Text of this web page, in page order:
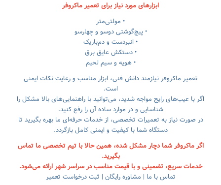
ابزارهای مورد نیاز برای تعمیر ماکروفر
• مولتی‌متر
• پیچ‌گوشتی دوسو و چهارسو
• انبردست و دم‌باریک
• دستکش عایق برق
• هویه و سیم لحیم
تعمیر ماکروفر نیازمند دانش فنی، ابزار مناسب و رعایت نکات ایمنی
است.
اگر با عیب‌های رایج مواجه شدید، می‌توانید با راهنمایی‌های بالا مشکل را
شناسایی و در موارد ساده آن را رفع کنید.
در صورت نیاز به تعمیرات تخصصی، از خدمات حرفه‌ای ما بهره بگیرید تا
دستگاه شما با کیفیت و ایمنی کامل بازگردد.
اگر ماکروفر شما دچار مشکل شده، همین حالا با تیم تخصصی ما تماس
بگیرید.
خدمات سریع، تضمینی و با قیمت مناسب در سراسر شهر ارائه می‌شود.
تماس با ما | مشاوره رایگان | ثبت درخواست تعمیر